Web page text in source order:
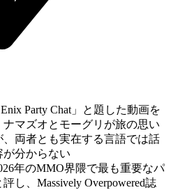
Party Chat」と題した動画を
ナマズオとモーグリが旅の思い
両者とも実在する言語では話
が分からない
年のMMO界隈で最も重要なパ
し、Massively Overpowered誌